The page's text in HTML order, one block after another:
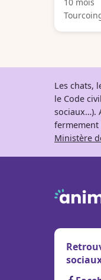
Les chats,
le Code
sociaux…).
fermement
Ministère